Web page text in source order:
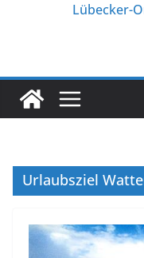
Lübecker-
Urlaubsziel